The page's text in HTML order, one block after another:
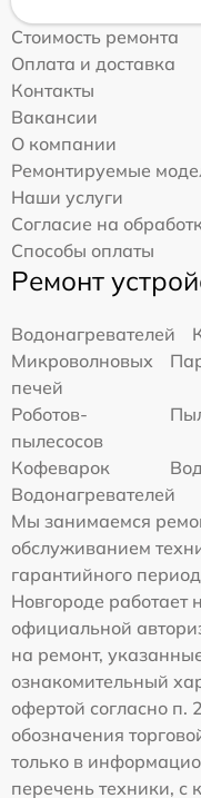
Стоимость ремонта
Оплата и доставка
Контакты
Вакансии
О компании
Ремонтируемые
Наши услуги
Согласие на
Способы оплаты
Ремонт
Водонагревателей
Микроволновых
печей
Роботов-
пылесосов
Кофеварок
Водонагревателей
Мы занимаемся
обслуживанием
гарантийного
Новгороде работает
официальной
на ремонт,
ознакомительный
офертой согласно п.
обозначения
только в
перечень техники,